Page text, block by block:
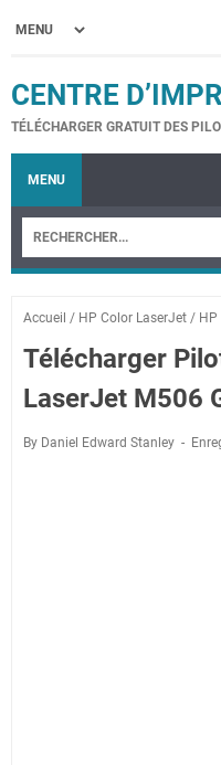
CENTRE
TÉLÉCHARGER GRATUIT DES
MENU
Accueil / HP Color LaserJet /
Télécharger
LaserJet M506
By Daniel Edward Stanley